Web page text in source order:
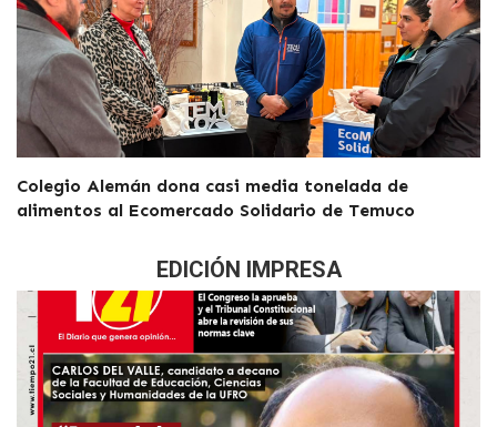
Colegio Alemán dona casi media tonelada de
alimentos al Ecomercado Solidario de Temuco
EDICIÓN IMPRESA